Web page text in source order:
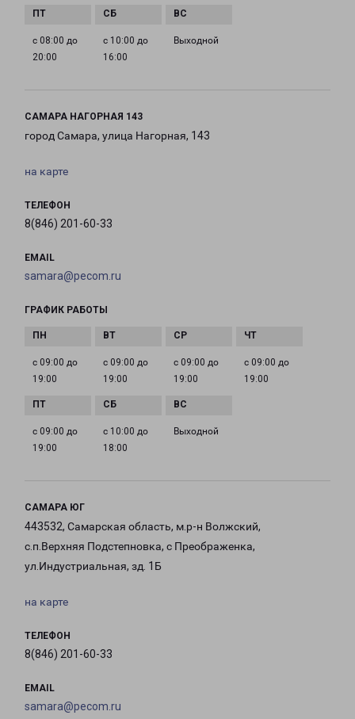
с 08:00 до
20:00
с 10:00 до
16:00
Выходной
САМАРА НАГОРНАЯ 143
город Самара, улица Нагорная, 143
на карте
ТЕЛЕФОН
8(846) 201-60-33
EMAIL
samara@pecom.ru
ГРАФИК РАБОТЫ
с 09:00 до
19:00
с 09:00 до
19:00
с 09:00 до
19:00
с 09:00 до
19:00
с 09:00 до
19:00
с 10:00 до
18:00
Выходной
САМАРА ЮГ
443532, Самарская область, м.р-н Волжский,
с.п.Верхняя Подстепновка, с Преображенка,
ул.Индустриальная, зд. 1Б
на карте
ТЕЛЕФОН
8(846) 201-60-33
EMAIL
samara@pecom.ru